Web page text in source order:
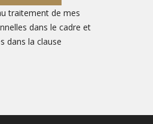
traitement de mes
dans le cadre et
dans la clause